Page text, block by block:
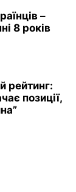
–
8 років
рейтинг:
позиції,